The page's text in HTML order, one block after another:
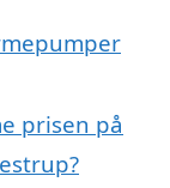
prisen på